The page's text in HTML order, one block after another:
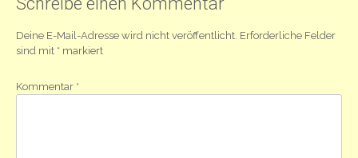
Deine E-Mail-Adresse wird nicht veröffentlicht. Erforderliche Felder
sind mit * markiert
Kommentar *